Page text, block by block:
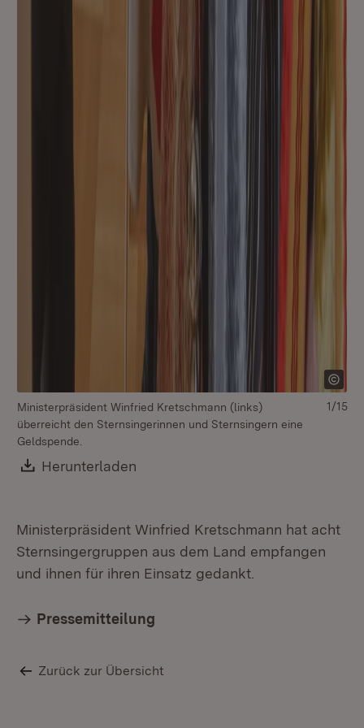
Ministerpräsident Winfried Kretschmann (links)
überreicht den Sternsingerinnen und Sternsingern eine
Geldspende.
Download:
Herunterladen
1/15
Ministerpräsident Winfried Kretschmann hat acht
Sternsingergruppen aus dem Land empfangen
und ihnen für ihren Einsatz gedankt.
Pressemitteilung
Zurück zur Übersicht